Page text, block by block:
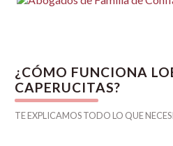
¿CÓMO FUNCIONA
CAPERUCITAS?
TE EXPLICAMOS TODO LO QUE